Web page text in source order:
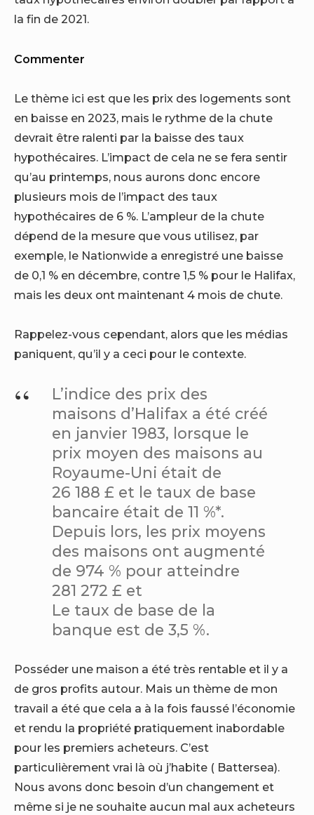
la fin de 2021.
Commenter
Le thème ici est que les prix des logements sont
en baisse en 2023, mais le rythme de la chute
devrait être ralenti par la baisse des taux
hypothécaires. L’impact de cela ne se fera sentir
qu’au printemps, nous aurons donc encore
plusieurs mois de l’impact des taux
hypothécaires de 6 %. L’ampleur de la chute
dépend de la mesure que vous utilisez, par
exemple, le Nationwide a enregistré une baisse
de 0,1 % en décembre, contre 1,5 % pour le Halifax,
mais les deux ont maintenant 4 mois de chute.
Rappelez-vous cependant, alors que les médias
paniquent, qu’il y a ceci pour le contexte.
L’indice des prix des
maisons d’Halifax a été créé
en janvier 1983, lorsque le
prix moyen des maisons au
Royaume-Uni était de
26 188 £ et le taux de base
bancaire était de 11 %*.
Depuis lors, les prix moyens
des maisons ont augmenté
de 974 % pour atteindre
281 272 £ et
Le taux de base de la
banque est de 3,5 %.
Posséder une maison a été très rentable et il y a
de gros profits autour. Mais un thème de mon
travail a été que cela a à la fois faussé l’économie
et rendu la propriété pratiquement inabordable
pour les premiers acheteurs. C’est
particulièrement vrai là où j’habite ( Battersea).
Nous avons donc besoin d’un changement et
même si je ne souhaite aucun mal aux acheteurs